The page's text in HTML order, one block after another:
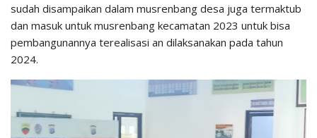
sudah disampaikan dalam musrenbang desa juga termaktub
dan masuk untuk musrenbang kecamatan 2023 untuk bisa
pembangunannya terealisasi an dilaksanakan pada tahun
2024.